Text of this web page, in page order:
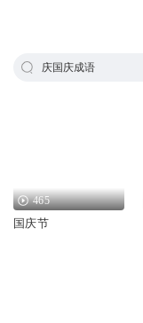
庆国庆成语
465
国庆节